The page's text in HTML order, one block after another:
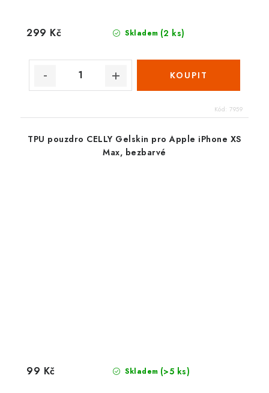
Skladem (2 ks)
299 Kč
Kód: 7959
TPU pouzdro CELLY Gelskin pro Apple iPhone XS
Max, bezbarvé
Skladem (>5 ks)
99 Kč